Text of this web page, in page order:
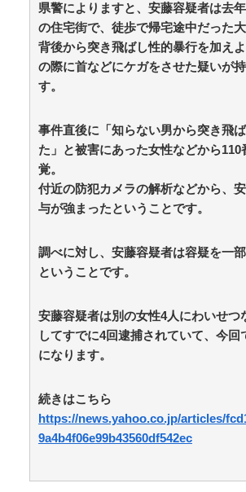
呼び名は100種類以上 「御座候」「
「暫」…あんこ入りのあの和菓子を関
ぶ？ 姫路では「御座候」米原では「
れると「大判焼き」に “境界線”を調査
MAP(総合) NEW! (8/9 08:15)
【朗報】かわいい動物の動画がスト
NEW! (8/9 08:10)
【なぜ韓国にはキム姓が多いのか】
日本は30万…歴史的背景を米学者分析
な歴史が原動力」 / anaguro - 総合
TBS新人アナ ブラチラ、お尻くっ
脚！！ / anaguro - 総合 NEW! (8/9 08:00)
【唯一の五輪メダルを日本に奪われる
判への性接待で大揺れの韓国サッカー
ｗｗｗｗｗ / 5chまとめMAP(総合)
３大アニメは綺麗なのに漫画の絵が
画「鬼滅」「進撃の巨人」 / 5chまとめ
って呼んで？今日から友達ね！」 / おま
NEW! (8/9 07:00)
三大王道寿司「まぐろ」「サーモン」
維新と万博で潤ってるはずじゃ… / お
県警によりますと、安藤容疑者は去
の住宅街で、徒歩で帰宅途中だった
背後から突き飛ばし性的暴行を加え
の際に首などにケガをさせた疑いが
す。
事件直後に「知らない男から突き飛
た」と被害にあった女性などから110
覚。
付近の防犯カメラの解析などから、
与が強まったということです。
調べに対し、安藤容疑者は容疑を一
ということです。
安藤容疑者は別の女性4人にわいせつ
してすでに4回逮捕されていて、今回
になります。
続きはこちら
https://news.yahoo.co.jp/articles/
9a4b4f06e99b43560df542ec